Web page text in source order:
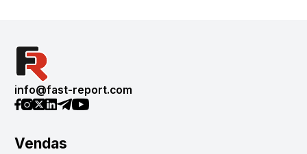
info@fast-report.com
Vendas